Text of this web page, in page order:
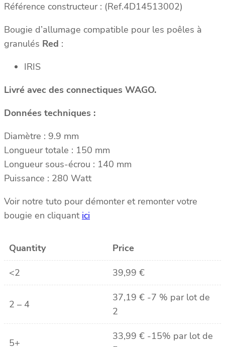
Référence constructeur : (Ref.4D14513002)
Bougie d’allumage compatible pour les poêles à
granulés Red :
IRIS
Livré avec des connectiques WAGO.
Données techniques :
Diamètre : 9.9 mm
Longueur totale : 150 mm
Longueur sous-écrou : 140 mm
Puissance : 280 Watt
Voir notre tuto pour démonter et remonter votre
bougie en cliquant ici
Quantity Price
<2 39,99 €
2 – 4
37,19 € -7 % par lot de
2
5+
33,99 € -15% par lot de